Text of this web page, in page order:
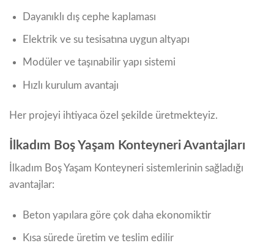
Dayanıklı dış cephe kaplaması
Elektrik ve su tesisatına uygun altyapı
Modüler ve taşınabilir yapı sistemi
Hızlı kurulum avantajı
Her projeyi ihtiyaca özel şekilde üretmekteyiz.
İlkadım Boş Yaşam Konteyneri Avantajları
İlkadım Boş Yaşam Konteyneri sistemlerinin sağladığı
avantajlar:
Beton yapılara göre çok daha ekonomiktir
Kısa sürede üretim ve teslim edilir